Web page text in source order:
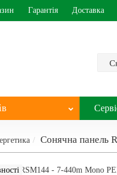
Гарантія Доставка
Сонячна панель